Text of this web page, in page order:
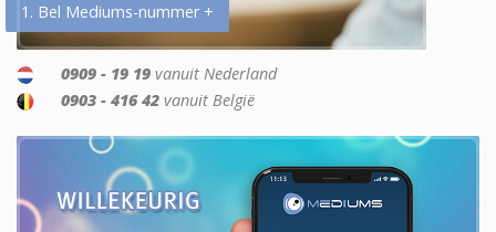
1. Bel Mediums-nummer +
0909 - 19 19 vanuit Nederland
0903 - 416 42 vanuit België